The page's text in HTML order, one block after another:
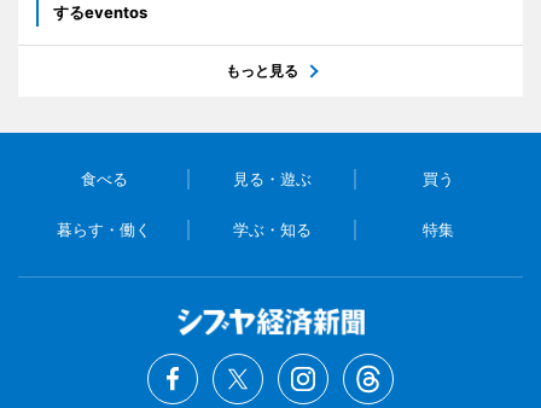
するeventos
もっと見る
食べる 見る・遊ぶ 買う
暮らす・働く 学ぶ・知る 特集